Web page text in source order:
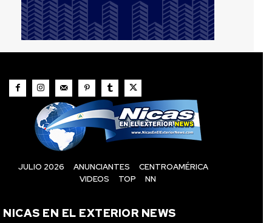
JULIO 2026 ANUNCIANTES
CENTROAMÉRICA
VIDEOS
TOP NN
NICAS EN EL EXTERIOR NEWS